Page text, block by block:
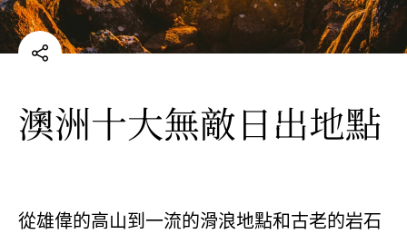
澳洲十大無敵日出地點
從雄偉的高山到一流的滑浪地點和古老的岩石